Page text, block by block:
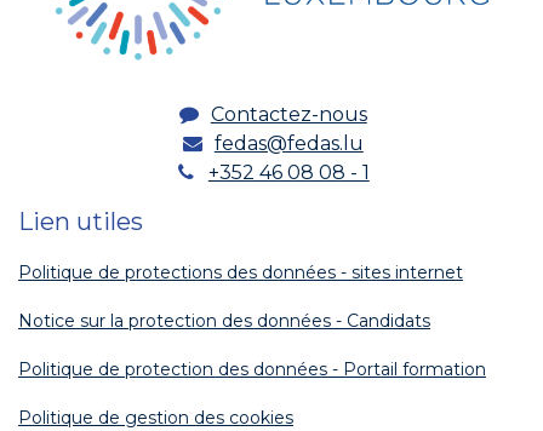
Contactez-nous
fedas@fedas.lu
+352 46 08 08 - 1
Lien utiles
Politique de protections des données - sites internet
Notice sur la protection des données - Candidats
Politique de protection des données - Portail formation
Politique de gestion des cookies